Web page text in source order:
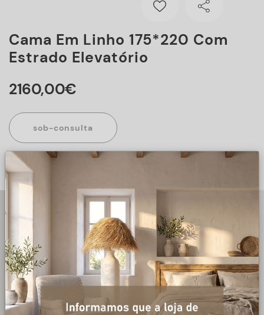
Cama Em Linho 175*220 Com
Estrado Elevatório
2160,00€
sob-consulta
Este artigo encontra-se sob consulta, para mais informações
sobre o artigo, preencha o formulário abaixo.
+ informações